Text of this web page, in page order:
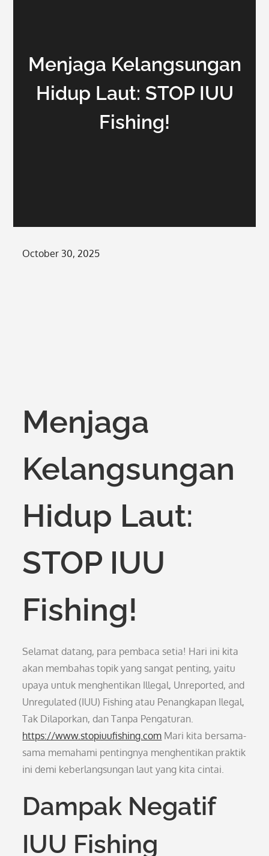
Menjaga Kelangsungan
Hidup Laut: STOP IUU
Fishing!
Posted
October 30, 2025
Menjaga
Kelangsungan
Hidup Laut:
STOP IUU
Fishing!
Selamat datang, para pembaca setia! Hari ini kita
akan membahas topik yang sangat penting, yaitu
upaya untuk menghentikan Illegal, Unreported, and
Unregulated (IUU) Fishing atau Penangkapan Ilegal,
Tak Dilaporkan, dan Tanpa Pengaturan.
https://www.stopiuufishing.com Mari kita bersama-
sama memahami pentingnya menghentikan praktik
ini demi keberlangsungan laut yang kita cintai.
Dampak Negatif
IUU Fishing